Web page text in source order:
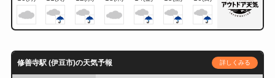
修善寺駅 (伊豆市)の天気予報 詳しくみる